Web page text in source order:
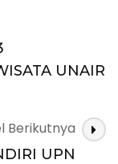
UNAIR
Berikutnya
UPN